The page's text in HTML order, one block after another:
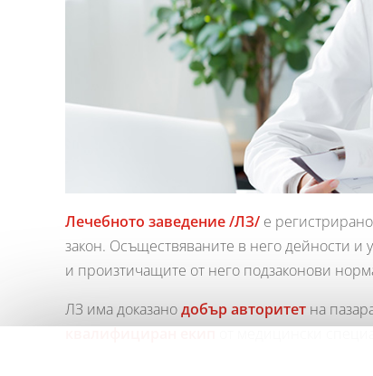
Лечебното заведение /ЛЗ/ е
закон. Осъществяваните в него дейности и
и произтичащите от него подзаконови
ЛЗ има доказанодобър авторитет на